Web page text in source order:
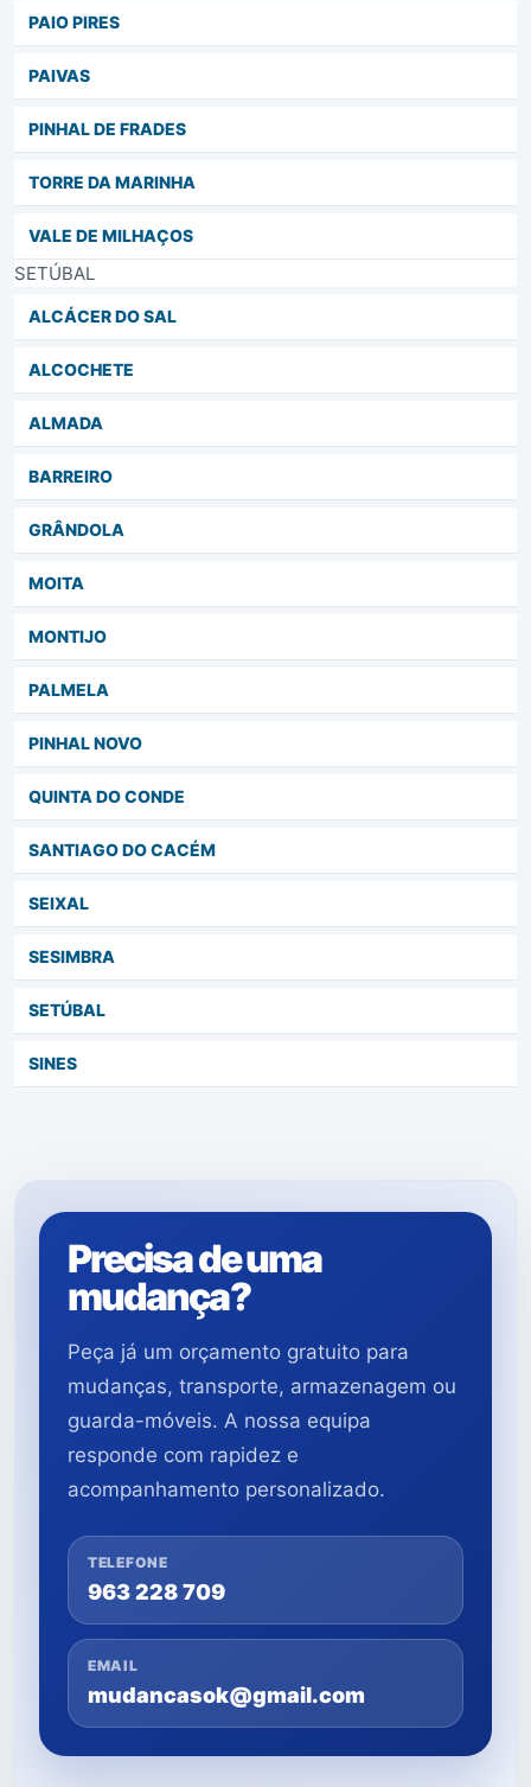
PAIO PIRES
PAIVAS
PINHAL DE FRADES
TORRE DA MARINHA
VALE DE MILHAÇOS
SETÚBAL
ALCÁCER DO SAL
ALCOCHETE
ALMADA
BARREIRO
GRÂNDOLA
MOITA
MONTIJO
PALMELA
PINHAL NOVO
QUINTA DO CONDE
SANTIAGO DO CACÉM
SEIXAL
SESIMBRA
SETÚBAL
SINES
Precisa de uma
mudança?
Peça já um orçamento gratuito para
mudanças, transporte, armazenagem ou
guarda-móveis. A nossa equipa
responde com rapidez e
acompanhamento personalizado.
TELEFONE
963 228 709
EMAIL
mudancasok@gmail.com